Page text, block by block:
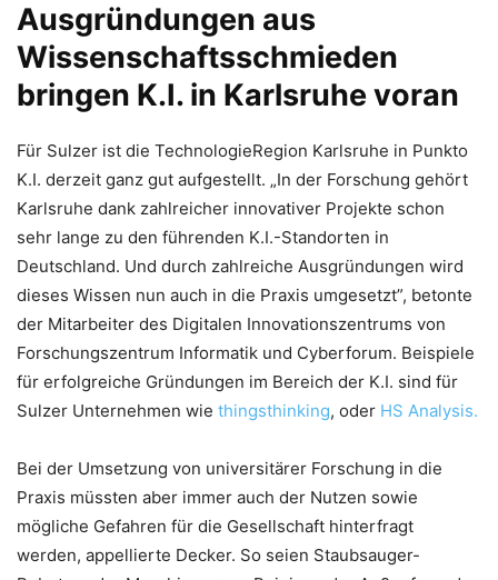
Ausgründungen aus
Wissenschaftsschmieden
bringen K.I. in Karlsruhe voran
Für Sulzer ist die TechnologieRegion Karlsruhe in Punkto
K.I. derzeit ganz gut aufgestellt. „In der Forschung gehört
Karlsruhe dank zahlreicher innovativer Projekte schon
sehr lange zu den führenden K.I.-Standorten in
Deutschland. Und durch zahlreiche Ausgründungen wird
dieses Wissen nun auch in die Praxis umgesetzt”, betonte
der Mitarbeiter des Digitalen Innovationszentrums von
Forschungszentrum Informatik und Cyberforum. Beispiele
für erfolgreiche Gründungen im Bereich der K.I. sind für
Sulzer Unternehmen wie thingsthinking, oder HS Analysis.
Bei der Umsetzung von universitärer Forschung in die
Praxis müssten aber immer auch der Nutzen sowie
mögliche Gefahren für die Gesellschaft hinterfragt
werden, appellierte Decker. So seien Staubsauger-